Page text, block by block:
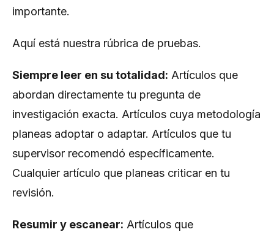
importante.
Aquí está nuestra rúbrica de pruebas.
Siempre leer en su totalidad: Artículos que
abordan directamente tu pregunta de
investigación exacta. Artículos cuya metodología
planeas adoptar o adaptar. Artículos que tu
supervisor recomendó específicamente.
Cualquier artículo que planeas criticar en tu
revisión.
Resumir y escanear: Artículos que